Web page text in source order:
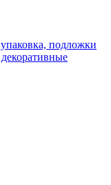
подложки